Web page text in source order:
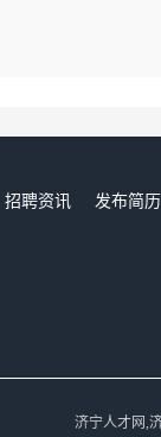
招聘资讯 发布简历
济宁人才网,